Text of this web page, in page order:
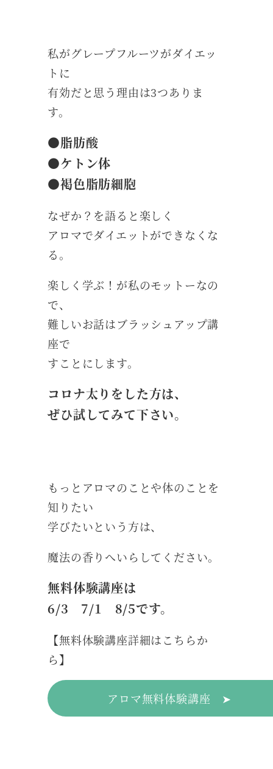
私がグレープフルーツがダイエッ
トに
有効だと思う理由は3つありま
す。
●脂肪酸
●ケトン体
●褐色脂肪細胞
なぜか？を語ると楽しく
アロマでダイエットができなくな
る。
楽しく学ぶ！が私のモットーなの
で、
難しいお話はブラッシュアップ講
座で
すことにします。
コロナ太りをした方は、
ぜひ試してみて下さい。
もっとアロマのことや体のことを
知りたい
学びたいという方は、
魔法の香りへいらしてください。
無料体験講座は
6/3 7/1 8/5です。
【無料体験講座詳細はこちらか
ら】
アロマ無料体験講座 ➤